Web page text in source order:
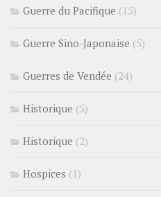
Guerre du Pacifique (15)
Guerre Sino-Japonaise (5)
Guerres de Vendée (24)
Historique (5)
Historique (2)
Hospices (1)